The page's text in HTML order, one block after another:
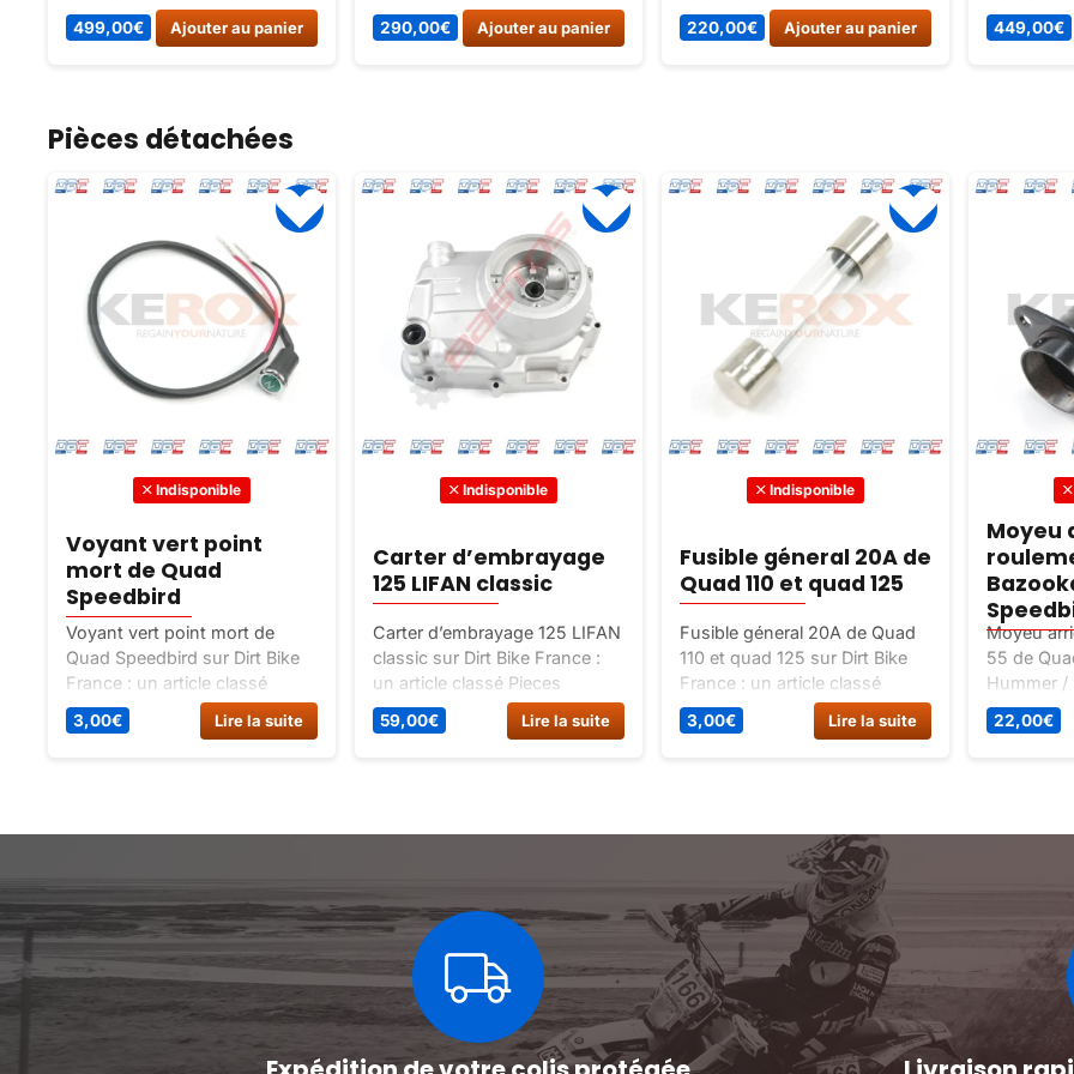
Idéale pour les enfants de 4 à
8 ans, cette moto légère et
499,00€ Ajouter au panier
Vehicules electriques.
290,00€ Ajouter au panier
Vehicules electriques.
220,00€ Ajouter au panier 449,00€
Pièces détachées
Indisponible
Voyant vert point
mort de Quad
Speedbird
Voyant vert point mort de
Quad Speedbird sur Dirt Bike
France : un article classé
Pieces detachees / pieces
quad / guidon / commande.
3,00€ Lire la suite
Indisponible
Carter d’embrayage
125 LIFAN classic
Carter d’embrayage 125 LIFAN
classic sur Dirt Bike France :
un article classé Pieces
detachees / piece moteur /
carter moteur.
59,00€ Lire la suite
Indisponible
Fusible géneral 20A de
Quad 110 et quad 125
Fusible géneral 20A de Quad
110 et quad 125 sur Dirt Bike
France : un article classé
Pieces detachees / pieces
quad / electricite.
3,00€ Lire la suite
Moyeu
Moyeu
55 de
Hummer /
Bike
Pieces
22,00€